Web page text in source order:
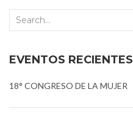
EVENTOS RECIENTES
18° CONGRESO DE LA MUJER